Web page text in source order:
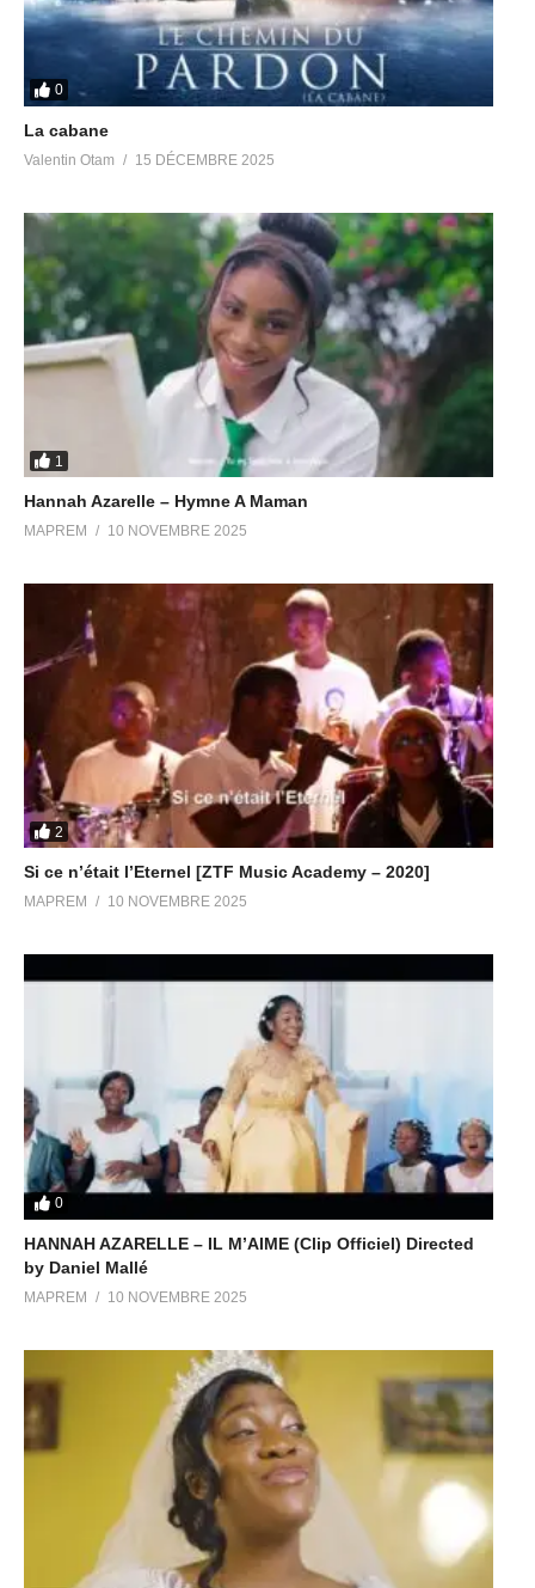
0
La cabane
Valentin Otam 15 DÉCEMBRE 2025
1
Hannah Azarelle – Hymne A Maman
MAPREM 10 NOVEMBRE 2025
2
Si ce n’était l’Eternel [ZTF Music Academy – 2020]
MAPREM 10 NOVEMBRE 2025
0
HANNAH AZARELLE – IL M’AIME (Clip Officiel) Directed
by Daniel Mallé
MAPREM 10 NOVEMBRE 2025